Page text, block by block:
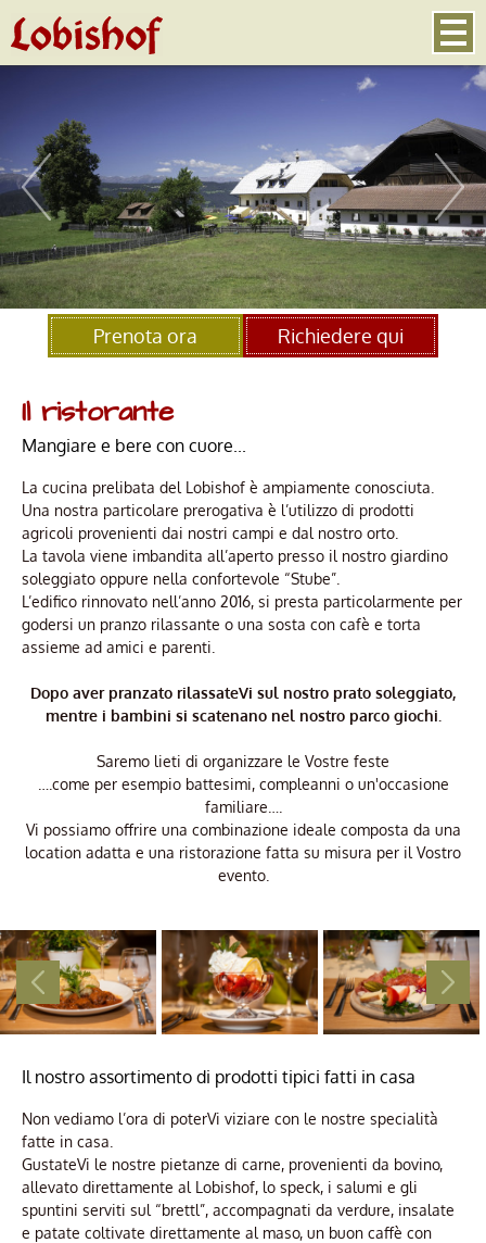
Prenota ora Richiedere qui
Il ristorante
Mangiare e bere con cuore...
La cucina prelibata del Lobishof è ampiamente conosciuta.
Una nostra particolare prerogativa è l’utilizzo di prodotti
agricoli provenienti dai nostri campi e dal nostro orto.
La tavola viene imbandita all’aperto presso il nostro giardino
soleggiato oppure nella confortevole “Stube”.
L’edifico rinnovato nell’anno 2016, si presta particolarmente per
godersi un pranzo rilassante o una sosta con cafè e torta
assieme ad amici e parenti.
Dopo aver pranzato rilassateVi sul nostro prato soleggiato,
mentre i bambini si scatenano nel nostro parco giochi.
Saremo lieti di organizzare le Vostre feste
….come per esempio battesimi, compleanni o un'occasione
familiare….
Vi possiamo offrire una combinazione ideale composta da una
location adatta e una ristorazione fatta su misura per il Vostro
evento.
Il nostro assortimento di prodotti tipici fatti in casa
Non vediamo l’ora di poterVi viziare con le nostre specialità
fatte in casa.
GustateVi le nostre pietanze di carne, provenienti da bovino,
allevato direttamente al Lobishof, lo speck, i salumi e gli
spuntini serviti sul “brettl”, accompagnati da verdure, insalate
e patate coltivate direttamente al maso, un buon caffè con